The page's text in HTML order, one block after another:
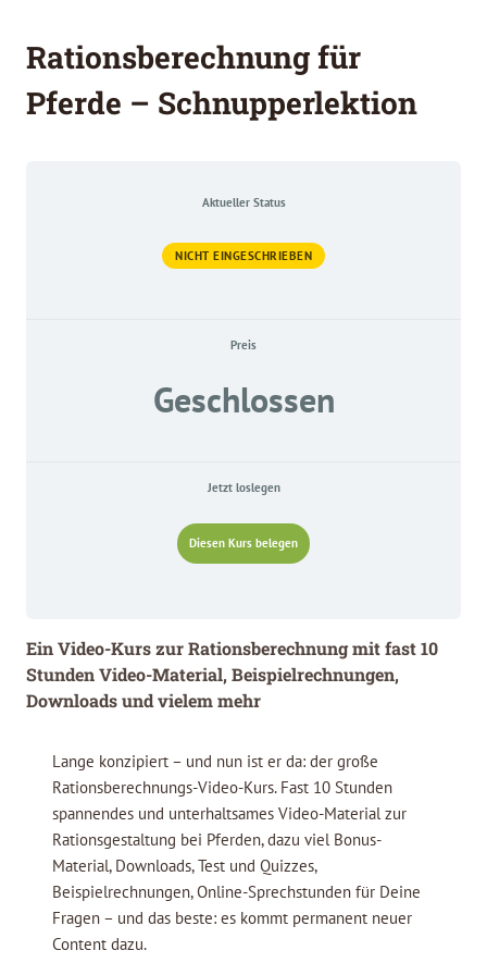
springen
Rationsberechnung für
Pferde – Schnupperlektion
Aktueller Status
NICHT EINGESCHRIEBEN
Preis
Geschlossen
Jetzt loslegen
Diesen Kurs belegen
Ein Video-Kurs zur Rationsberechnung mit fast 10
Stunden Video-Material, Beispielrechnungen,
Downloads und vielem mehr
Lange konzipiert – und nun ist er da: der große
Rationsberechnungs-Video-Kurs. Fast 10 Stunden
spannendes und unterhaltsames Video-Material zur
Rationsgestaltung bei Pferden, dazu viel Bonus-
Material, Downloads, Test und Quizzes,
Beispielrechnungen, Online-Sprechstunden für Deine
Fragen – und das beste: es kommt permanent neuer
Content dazu.